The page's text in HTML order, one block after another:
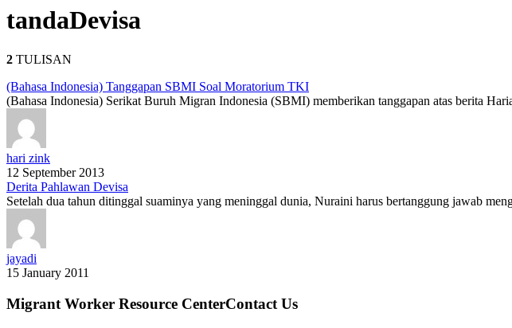
tandaDevisa
2 TULISAN
(Bahasa Indonesia) Tanggapan SBMI Soal Moratorium TKI
(Bahasa Indonesia) Serikat Buruh Migran Indonesia (SBMI) memberikan tanggapan atas berita
hari zink
12 September 2013
Derita Pahlawan Devisa
Setelah dua tahun ditinggal suaminya yang meninggal dunia, Nuraini harus bertanggung jawab
jayadi
15 January 2011
Migrant Worker Resource CenterContact Us